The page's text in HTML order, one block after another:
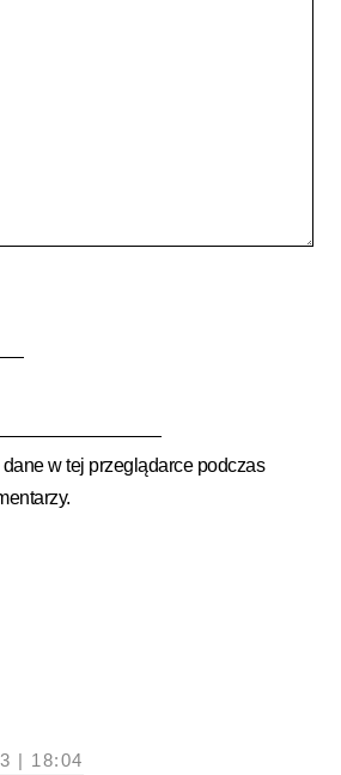
| 18:04
w tej przeglądarce podczas